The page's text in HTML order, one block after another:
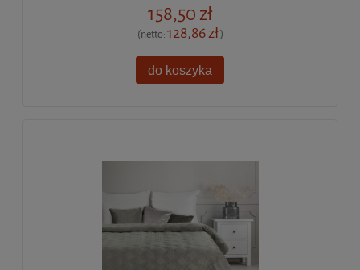
158,50 zł
(netto:128,86 zł)
do koszyka